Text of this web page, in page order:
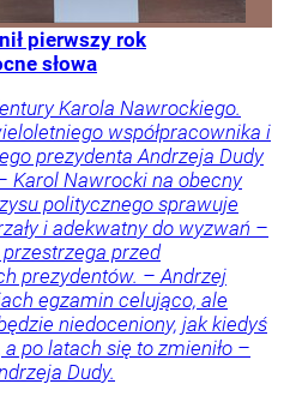
pierwszy rok
słowa
Karola Nawrockiego.
współpracownika i
prezydenta Andrzeja Dudy
Karol Nawrocki na obecny
politycznego sprawuje
i adekwatny do wyzwań –
przed
prezydentów. – Andrzej
egzamin celująco, ale
niedoceniony, jak kiedyś
po latach się to zmieniło –
Dudy.